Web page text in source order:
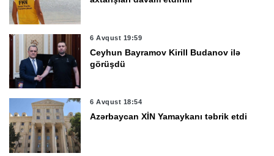
6 Avqust 19:59
Ceyhun Bayramov Kirill Budanov ilə
görüşdü
6 Avqust 18:54
Azərbaycan XİN Yamaykanı təbrik etdi